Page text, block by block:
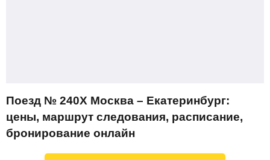
Поезд № 240Х Москва – Екатеринбург:
цены, маршрут следования, расписание,
бронирование онлайн